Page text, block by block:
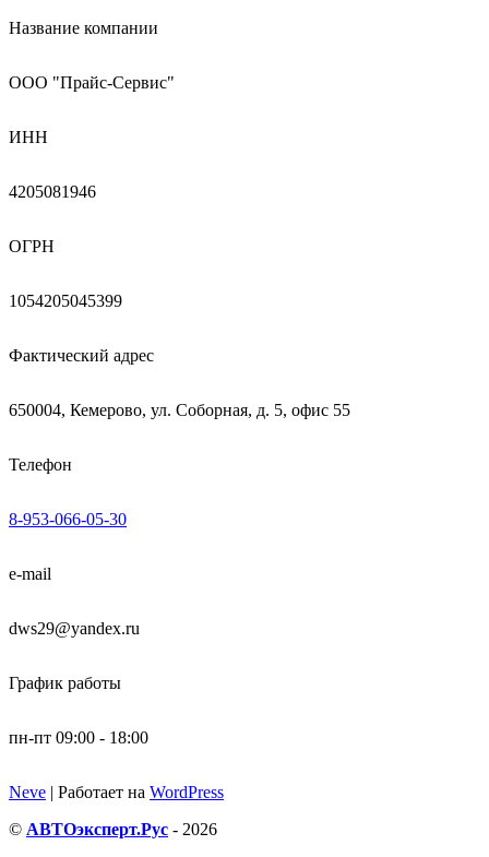
Название компании
ООО "Прайс-Сервис"
ИНН
4205081946
ОГРН
1054205045399
Фактический адрес
650004, Кемерово, ул. Соборная, д. 5, офис 55
Телефон
8-953-066-05-30
e-mail
dws29@yandex.ru
График работы
пн-пт 09:00 - 18:00
Neve | Работает на WordPress
© АВТОэксперт.Рус - 2026